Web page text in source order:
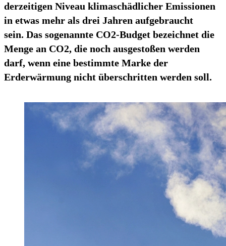
derzeitigen Niveau klimaschädlicher Emissionen
in etwas mehr als drei Jahren aufgebraucht
sein. Das sogenannte CO2-Budget bezeichnet die
Menge an CO2, die noch ausgestoßen werden
darf, wenn eine bestimmte Marke der
Erderwärmung nicht überschritten werden soll.